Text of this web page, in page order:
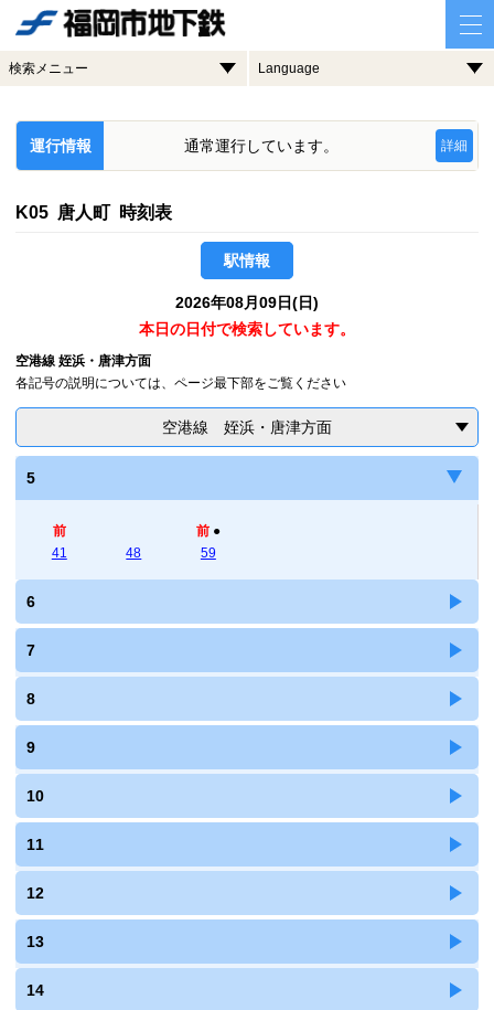
検索メニュー Language
運行情報 通常運行しています。 詳細
K05 唐人町 時刻表
駅情報
2026年08月09日(日)
本日の日付で検索しています。
空港線 姪浜・唐津方面
各記号の説明については、ページ最下部をご覧ください
空港線 姪浜・唐津方面
5
前
41
48
前 ●
59
6
7
8
9
10
11
12
13
14